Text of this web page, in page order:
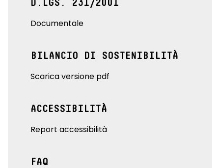
D.LGS. 231/2001
Documentale
BILANCIO DI SOSTENIBILITÀ
Scarica versione pdf
ACCESSIBILITÀ
Report accessibilità
FAQ